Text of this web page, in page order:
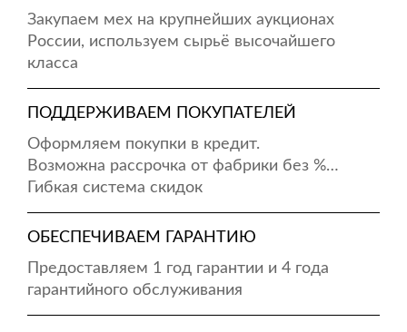
Закупаем мех на крупнейших аукционах
России, используем сырьё высочайшего
класса
ПОДДЕРЖИВАЕМ ПОКУПАТЕЛЕЙ
Оформляем покупки в кредит.
Возможна рассрочка от фабрики без %…
Гибкая система скидок
ОБЕСПЕЧИВАЕМ ГАРАНТИЮ
Предоставляем 1 год гарантии и 4 года
гарантийного обслуживания